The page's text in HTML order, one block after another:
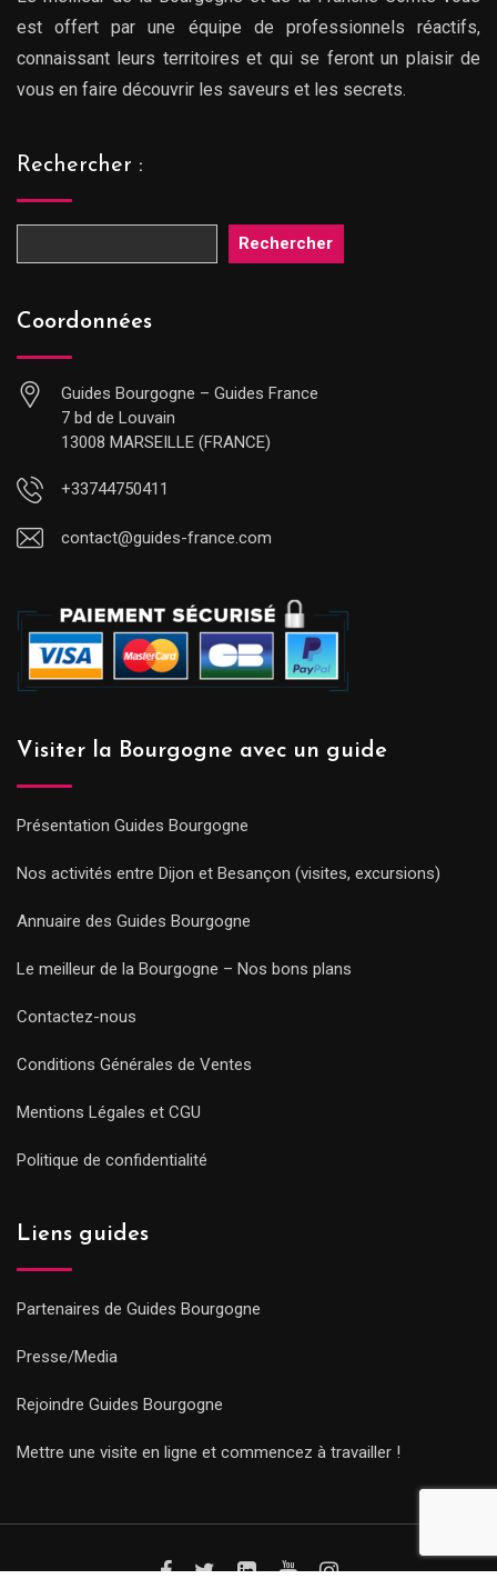
est offert par une équipe de professionnels réactifs,
connaissant leurs territoires et qui se feront un plaisir de
vous en faire découvrir les saveurs et les secrets.
Rechercher :
Rechercher
Coordonnées
Guides Bourgogne – Guides France
7 bd de Louvain
13008 MARSEILLE (FRANCE)
+33744750411
contact@guides-france.com
Visiter la Bourgogne avec un guide
Présentation Guides Bourgogne
Nos activités entre Dijon et Besançon (visites, excursions)
Annuaire des Guides Bourgogne
Le meilleur de la Bourgogne – Nos bons plans
Contactez-nous
Conditions Générales de Ventes
Mentions Légales et CGU
Politique de confidentialité
Liens guides
Partenaires de Guides Bourgogne
Presse/Media
Rejoindre Guides Bourgogne
Mettre une visite en ligne et commencez à travailler !